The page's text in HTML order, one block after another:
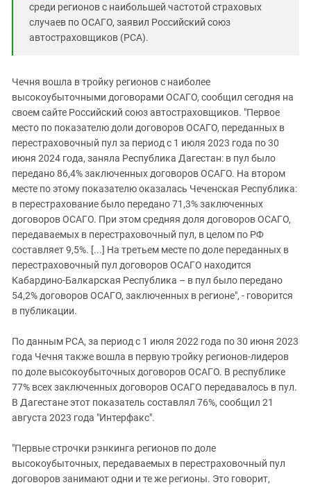
среди регионов с наибольшей частотой страховых
случаев по ОСАГО, заявил Российский союз
автостраховщиков (РСА).
Чечня вошла в тройку регионов с наиболее
высокоубыточными договорами ОСАГО, сообщил сегодня на
своем сайте Российский союз автостраховщиков. "Первое
место по показателю доли договоров ОСАГО, переданных в
перестраховочный пул за период с 1 июля 2023 года по 30
июня 2024 года, заняла Республика Дагестан: в пул было
передано 86,4% заключенных договоров ОСАГО. На втором
месте по этому показателю оказалась Чеченская Республика:
в перестрахование было передано 71,3% заключенных
договоров ОСАГО. При этом средняя доля договоров ОСАГО,
передаваемых в перестраховочный пул, в целом по РФ
составляет 9,5%. [...] На третьем месте по доле переданных в
перестраховочный пул договоров ОСАГО находится
Кабардино-Балкарская Республика – в пул было передано
54,2% договоров ОСАГО, заключенных в регионе", - говорится
в публикации.
По данным РСА, за период с 1 июля 2022 года по 30 июня 2023
года Чечня также вошла в первую тройку регионов-лидеров
по доле высокоубыточных договоров ОСАГО. В республике
77% всех заключенных договоров ОСАГО передавалось в пул.
В Дагестане этот показатель составлял 76%, сообщил 21
августа 2023 года "Интерфакс".
"Первые строчки рэнкинга регионов по доле
высокоубыточных, передаваемых в перестраховочный пул
договоров занимают одни и те же регионы. Это говорит,